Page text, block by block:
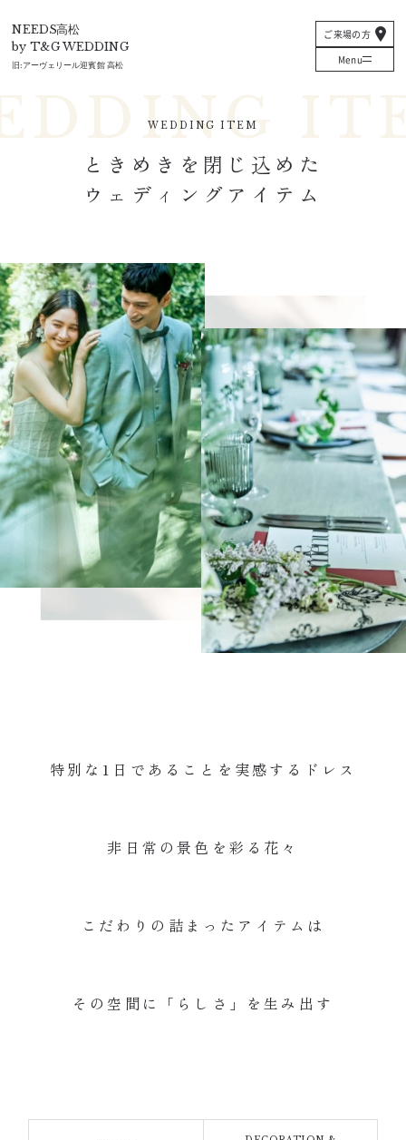
NEEDS高松
by T&G WEDDING
旧:アーヴェリール迎賓館 高松
ご来場の方
Menu
WEDDING ITEM
ときめきを閉じ込めた
ウェディングアイテム
特別な1日であることを実感するドレス
非日常の景色を彩る花々
こだわりの詰まったアイテムは
その空間に「らしさ」を生み出す